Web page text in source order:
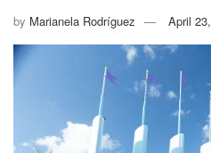
by Marianela Rodríguez April